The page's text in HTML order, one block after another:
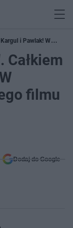
i Pawlak! W
Całkiem
filmu
Dodaj do Google